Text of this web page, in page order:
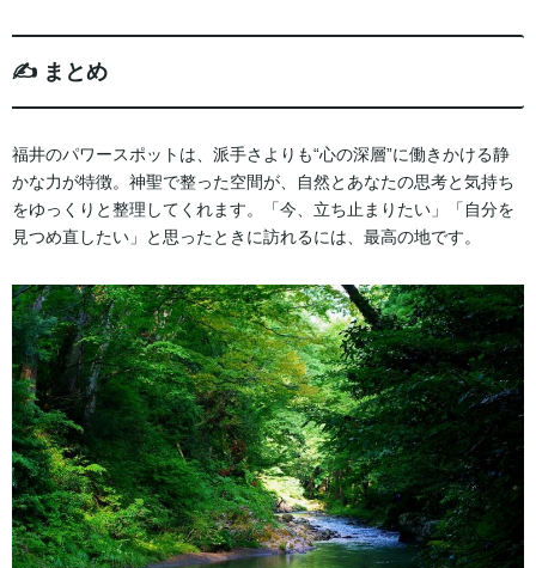
✍️ まとめ
福井のパワースポットは、派手さよりも“心の深層”に働きかける静
かな力が特徴。神聖で整った空間が、自然とあなたの思考と気持ち
をゆっくりと整理してくれます。「今、立ち止まりたい」「自分を
見つめ直したい」と思ったときに訪れるには、最高の地です。